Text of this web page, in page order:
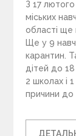
З 17
міських
області ще
Ще у 9
карантин.
дітей до
2 школах і
причини до